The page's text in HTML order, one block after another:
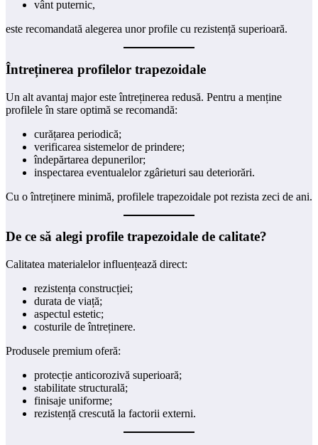
vânt puternic,
este recomandată alegerea unor profile cu rezistență superioară.
Întreținerea profilelor trapezoidale
Un alt avantaj major este întreținerea redusă. Pentru a menține
profilele în stare optimă se recomandă:
curățarea periodică;
verificarea sistemelor de prindere;
îndepărtarea depunerilor;
inspectarea eventualelor zgârieturi sau deteriorări.
Cu o întreținere minimă, profilele trapezoidale pot rezista zeci de ani.
De ce să alegi profile trapezoidale de calitate?
Calitatea materialelor influențează direct:
rezistența construcției;
durata de viață;
aspectul estetic;
costurile de întreținere.
Produsele premium oferă:
protecție anticorozivă superioară;
stabilitate structurală;
finisaje uniforme;
rezistență crescută la factorii externi.